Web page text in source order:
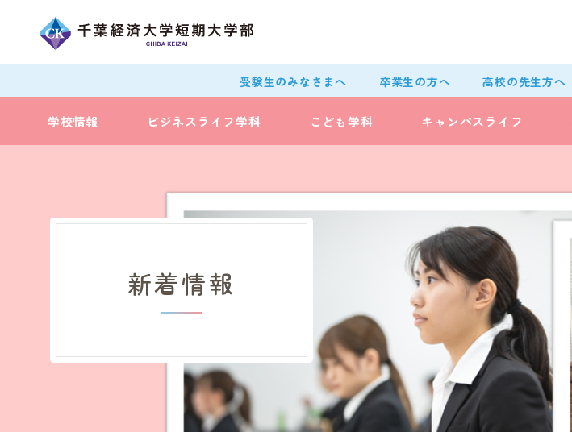
学校情報 ビジネスライフ学科 こども学科 キャンパスライフ
受験生のみなさまへ 卒業生の方へ 高校の先生方へ
新着情報